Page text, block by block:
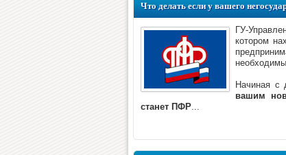
Что делать если у вашего
ГУ-
котором
Начиная с
вашим
станет ПФР...